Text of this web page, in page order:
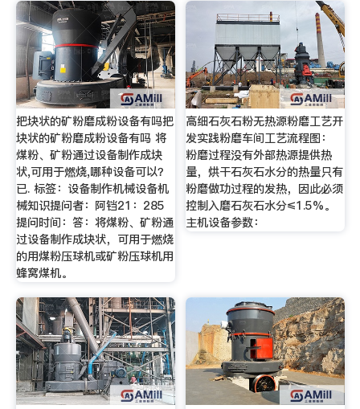
把块状的矿粉磨成粉设备有吗把
块状的矿粉磨成粉设备有吗 将
煤粉、矿粉通过设备制作成块
状,可用于燃烧,哪种设备可以？
已. 标签：设备制作机械设备机
械知识提问者：阿铛21：285
提问时间：答：将煤粉、矿粉通
过设备制作成块状，可用于燃烧
的用煤粉压球机或矿粉压球机用
蜂窝煤机。
高细石灰石粉无热源粉磨工艺开
发实践粉磨车间工艺流程图：
粉磨过程没有外部热源提供热
量，烘干石灰石水分的热量只有
粉磨做功过程的发热，因此必须
控制入磨石灰石水分≤1.5%。
主机设备参数：